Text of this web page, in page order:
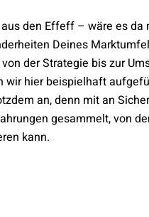
den Effeff – wäre es da
Deines
der Strategie bis zur
wir hier beispielhaft
an, denn mit an
gesammelt, von
kann.